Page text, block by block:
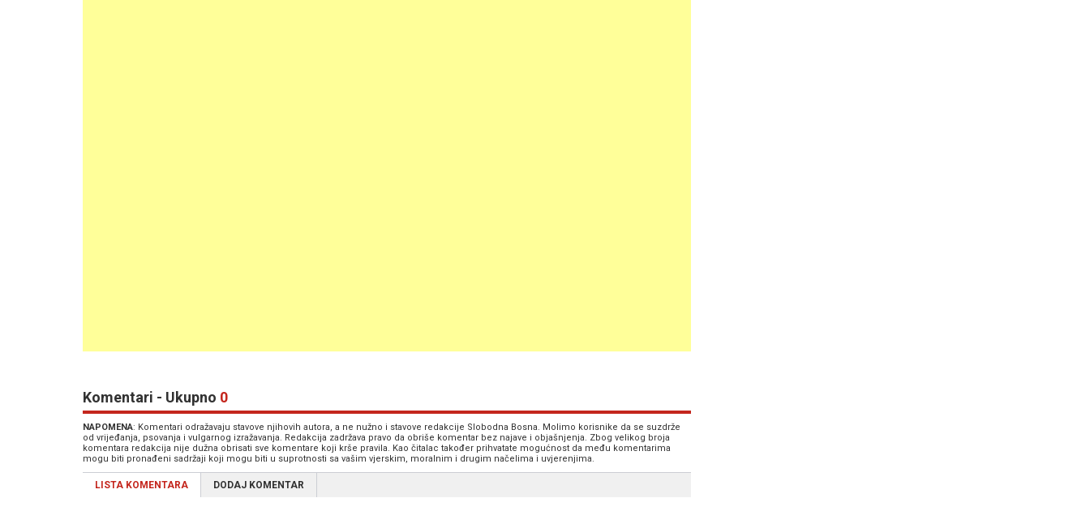
Komentari - Ukupno 0
NAPOMENA: Komentari odražavaju stavove njihovih autora, a ne nužno i stavove redakcije Slobodna Bosna. Molimo korisnike da se suzdrže
od vrijeđanja, psovanja i vulgarnog izražavanja. Redakcija zadržava pravo da obriše komentar bez najave i objašnjenja. Zbog velikog broja
komentara redakcija nije dužna obrisati sve komentare koji krše pravila. Kao čitalac također prihvatate mogućnost da među komentarima
mogu biti pronađeni sadržaji koji mogu biti u suprotnosti sa vašim vjerskim, moralnim i drugim načelima i uvjerenjima.
LISTA KOMENTARA DODAJ KOMENTAR